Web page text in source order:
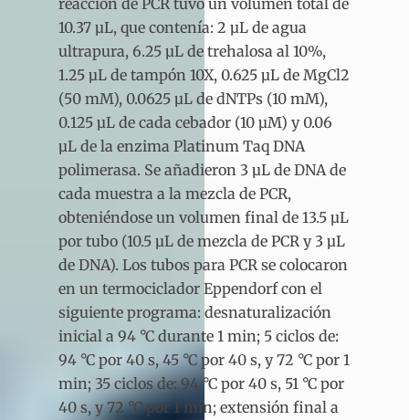
10.37 µL, que contenía: 2 µL de agua
ultrapura, 6.25 µL de trehalosa al 10%,
1.25 µL de tampón 10X, 0.625 µL de MgCl2
(50 mM), 0.0625 µL de dNTPs (10 mM),
0.125 µL de cada cebador (10 µM) y 0.06
µL de la enzima Platinum Taq DNA
polimerasa. Se añadieron 3 µL de DNA de
cada muestra a la mezcla de PCR,
obteniéndose un volumen final de 13.5 µL
por tubo (10.5 µL de mezcla de PCR y 3 µL
de DNA). Los tubos para PCR se colocaron
en un termociclador Eppendorf con el
siguiente programa: desnaturalización
inicial a 94 °C durante 1 min; 5 ciclos de:
94 °C por 40 s, 45 °C por 40 s, y 72 °C por 1
min; 35 ciclos de: 94 °C por 40 s, 51 °C por
40 s, y 72 °C por 1 min; extensión final a